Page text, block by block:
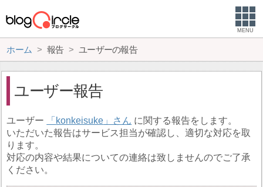
MENU
ホーム 報告 ユーザーの報告
ユーザー報告
ユーザー konkeisuke
に関する報告をします。
いただいた報告はサービス担当が確認し、適切な対応を取
ります。
対応の内容や結果についての連絡は致しませんのでご了承
ください。